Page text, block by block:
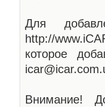
Для
http://
которое
Внимание!